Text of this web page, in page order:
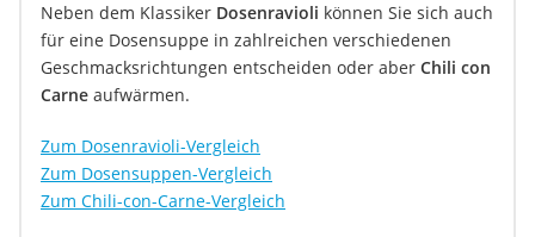
Neben dem Klassiker Dosenravioli können Sie sich auch
für eine Dosensuppe in zahlreichen verschiedenen
Geschmacksrichtungen entscheiden oder aber Chili con
Carne aufwärmen.
Zum Dosenravioli-Vergleich
Zum Dosensuppen-Vergleich
Zum Chili-con-Carne-Vergleich